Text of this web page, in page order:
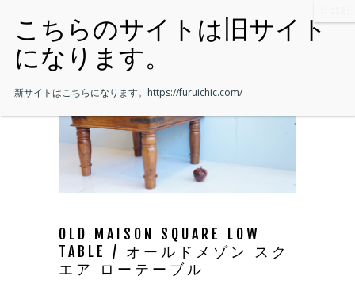
OLD MAISON SQUARE LOW
TABLE / オールドメゾン スク
エア ローテーブル
新サイトはこちらになります。 https://furuichic.com/